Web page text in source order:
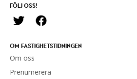
FÖLJ OSS!
OM FASTIGHETSTIDNINGEN
Om oss
Prenumerera